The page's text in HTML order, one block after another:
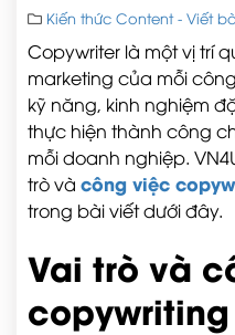
Kiến thức Content - Viết
Copywriter là một vị trí
marketing của mỗi
kỹ năng, kinh nghiệm
thực hiện thành công
mỗi doanh nghiệp.
trò và công việc
trong bài viết dưới đây.
Vai trò và
copywriting